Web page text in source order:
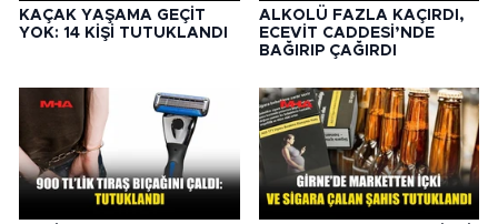
KAÇAK YAŞAMA GEÇİT
YOK: 14 KİŞİ TUTUKLANDI
ALKOLÜ FAZLA KAÇIRDI,
ECEVİT CADDESİ’NDE
BAĞIRIP ÇAĞIRDI